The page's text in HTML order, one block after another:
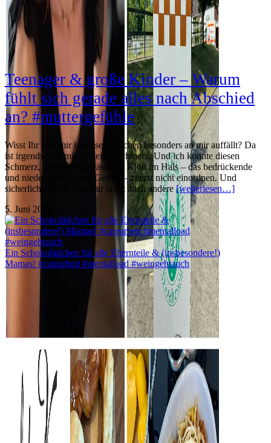
Zwischen Bibbern, Zittern und absoluter Vorfreude:
Schon bald startet die GO Jugendreise an die Costa
Brava!!! #vorbereitungen #reisefieber #packliste
Teenager & große Kinder – Warum
fühlt sich gerade alles nach Abschied
an? #muttergefühle
Wisst Ihr was mir in diesen Wochen besonders an mir auffällt? Da
ist irgendwo in mir ein leiser Schmerz. Und ich konnte diesen
Schmerz, jenen stetig präsenten Kloß im Hals – das bedrückende
und niedergeschlagene Gefühl – zuerst nicht einordnen. Und
sicherlich sind das bei mir ja oft auch andere [weiterlesen…]
5. Juni 2025
Ein Schokolädchen für alle Elternteile & (insbesondere!)
Mamas! #carearbeit #mentalload #weingehtauch